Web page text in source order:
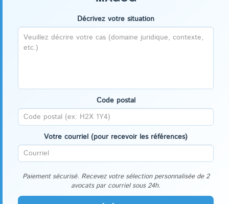
Décrivez votre situation
Code postal
Votre courriel (pour recevoir les références)
Paiement sécurisé. Recevez votre sélection personnalisée de 2
avocats par courriel sous 24h.